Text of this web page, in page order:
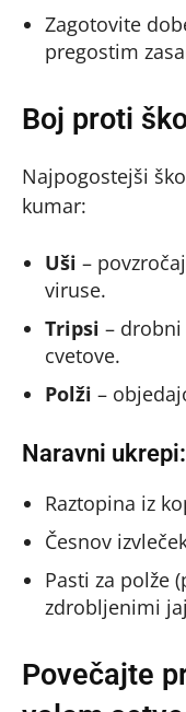
Zagotovite
pregostim
Boj proti
Najpogostejši
kumar:
Uši –
viruse.
Tripsi –
cvetove.
Polži –
Naravni ukrepi:
Raztopina iz
Česnov
Pasti za polže
zdrobljenimi
Povečajte